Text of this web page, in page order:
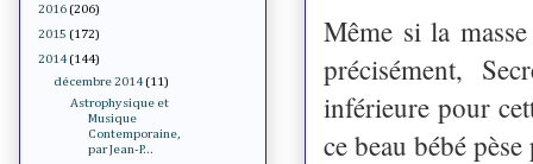
Même si la
précisément,
inférieure pour
ce beau bébé
2016 (206)
2015 (172)
2014 (144)
décembre 2014 (11)
Astrophysique et
Musique
Contemporaine,
par Jean-P...